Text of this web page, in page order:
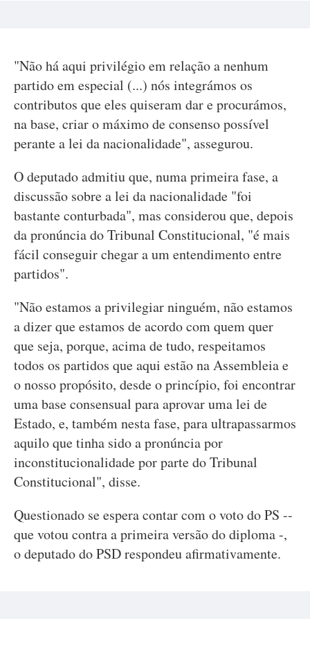
"Não há aqui privilégio em relação a nenhum
partido em especial (...) nós integrámos os
contributos que eles quiseram dar e procurámos,
na base, criar o máximo de consenso possível
perante a lei da nacionalidade", assegurou.
O deputado admitiu que, numa primeira fase, a
discussão sobre a lei da nacionalidade "foi
bastante conturbada", mas considerou que, depois
da pronúncia do Tribunal Constitucional, "é mais
fácil conseguir chegar a um entendimento entre
partidos".
"Não estamos a privilegiar ninguém, não estamos
a dizer que estamos de acordo com quem quer
que seja, porque, acima de tudo, respeitamos
todos os partidos que aqui estão na Assembleia e
o nosso propósito, desde o princípio, foi encontrar
uma base consensual para aprovar uma lei de
Estado, e, também nesta fase, para ultrapassarmos
aquilo que tinha sido a pronúncia por
inconstitucionalidade por parte do Tribunal
Constitucional", disse.
Questionado se espera contar com o voto do PS --
que votou contra a primeira versão do diploma -,
o deputado do PSD respondeu afirmativamente.